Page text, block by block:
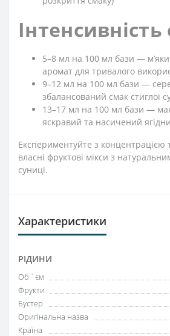
5–8 мл на 100 мл бази —
аромат для тривалого
9–12 мл на 100 мл бази —
збалансований смак стиглої
13–17 мл на 100 мл бази —
яскравий та насичений
Експериментуйте з концентрацією
власні фруктові мікси з
суниці.
Характеристики
РІДИНИ
Об `єм
Фрукти
Бустер
Оригінальна назва
Країна